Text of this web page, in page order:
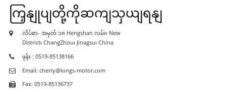
ကြှနျုပျတို့ကိုဆကျသှယျရနျ
လိပ်စာ- အမှတ် ၁၈ Hengshan လမ်း၊ New
District၊ ChangZhou၊ Jinagsu၊ China
ဖုန်း : 0519-85138166
Email: cherry@longs-motor.com
Fax: 0519-85136737